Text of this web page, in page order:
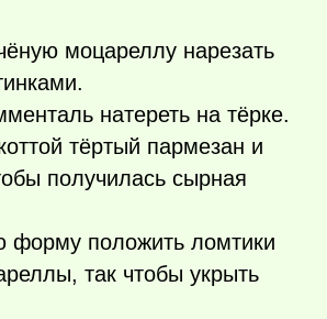
моцареллу нарезать
натереть на тёрке.
тёртый пармезан и
получилась сырная
форму положить ломтики
так чтобы укрыть